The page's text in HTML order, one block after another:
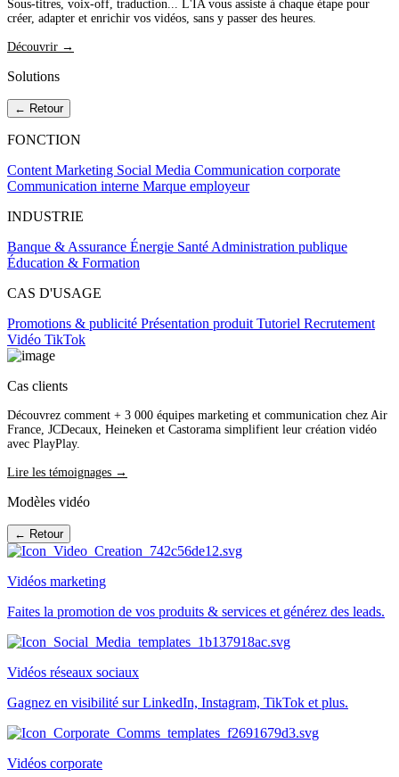
Sous-titres, voix-off, traduction... L'IA vous assiste à chaque étape pour
créer, adapter et enrichir vos vidéos, sans y passer des heures.
Découvrir →
Solutions
← Retour
FONCTION
Content Marketing Social Media Communication corporate
Communication interne Marque employeur
INDUSTRIE
Banque & Assurance Énergie Santé Administration publique
Éducation & Formation
CAS D'USAGE
Promotions & publicité Présentation produit Tutoriel Recrutement
Vidéo TikTok
Cas clients
Découvrez comment + 3 000 équipes marketing et communication chez Air
France, JCDecaux, Heineken et Castorama simplifient leur création vidéo
avec PlayPlay.
Lire les témoignages →
Modèles vidéo
← Retour
Vidéos marketing
Faites la promotion de vos produits & services et générez des leads.
Vidéos réseaux sociaux
Gagnez en visibilité sur LinkedIn, Instagram, TikTok et plus.
Vidéos corporate